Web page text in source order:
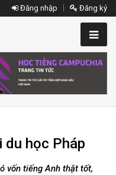
Đăng nhập Đăng ký
du học Pháp
vốn tiếng Anh thật tốt,